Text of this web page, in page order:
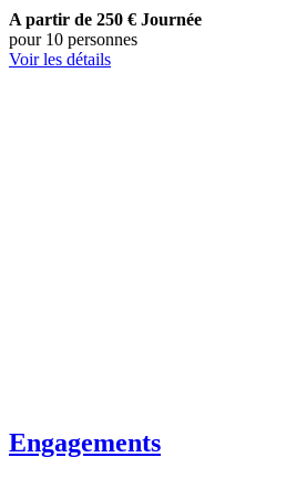
A partir de 250 € Journée
pour 10 personnes
Voir les détails
Engagements